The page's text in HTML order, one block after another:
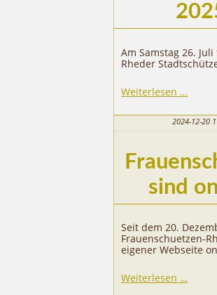
Am Samstag 26.
Rheder
Weiterlesen …
2024-12-20
sind
Seit dem 20.
Frauenschuetzen-
eigener Webseite
Weiterlesen …